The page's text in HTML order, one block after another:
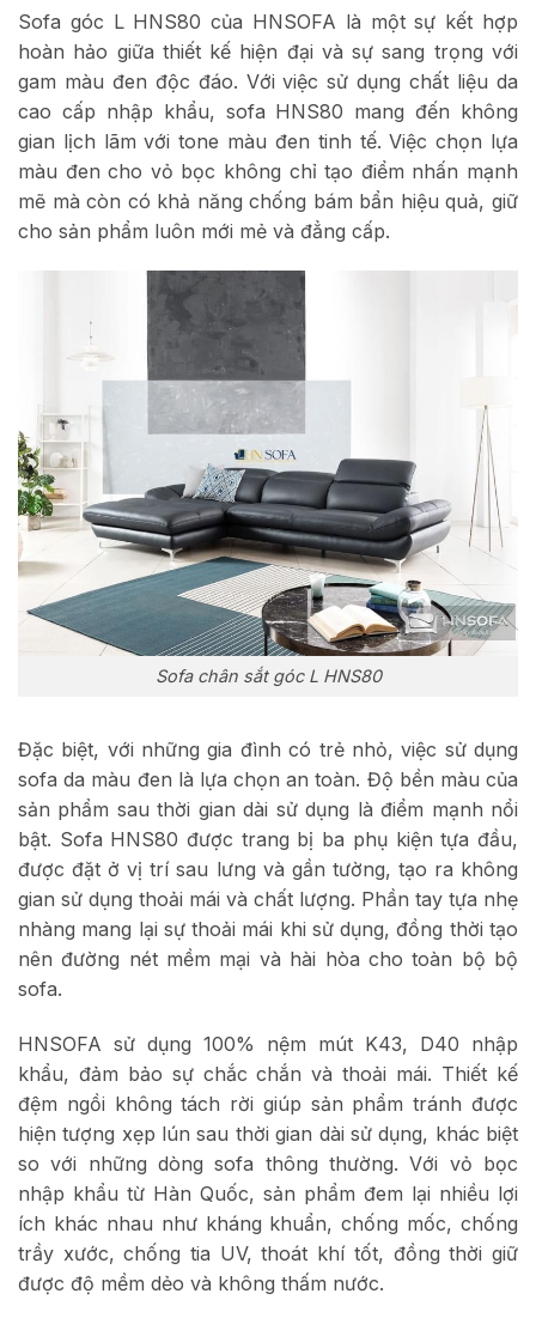
Sofa góc L HNS80 của HNSOFA là một sự kết hợp
hoàn hảo giữa thiết kế hiện đại và sự sang trọng với
gam màu đen độc đáo. Với việc sử dụng chất liệu da
cao cấp nhập khẩu, sofa HNS80 mang đến không
gian lịch lãm với tone màu đen tinh tế. Việc chọn lựa
màu đen cho vỏ bọc không chỉ tạo điểm nhấn mạnh
mẽ mà còn có khả năng chống bám bẩn hiệu quả, giữ
cho sản phẩm luôn mới mẻ và đẳng cấp.
Sofa chân sắt góc L HNS80
Đặc biệt, với những gia đình có trẻ nhỏ, việc sử dụng
sofa da màu đen là lựa chọn an toàn. Độ bền màu của
sản phẩm sau thời gian dài sử dụng là điểm mạnh nổi
bật. Sofa HNS80 được trang bị ba phụ kiện tựa đầu,
được đặt ở vị trí sau lưng và gần tường, tạo ra không
gian sử dụng thoải mái và chất lượng. Phần tay tựa nhẹ
nhàng mang lại sự thoải mái khi sử dụng, đồng thời tạo
nên đường nét mềm mại và hài hòa cho toàn bộ bộ
sofa.
HNSOFA sử dụng 100% nệm mút K43, D40 nhập
khẩu, đảm bảo sự chắc chắn và thoải mái. Thiết kế
đệm ngồi không tách rời giúp sản phẩm tránh được
hiện tượng xẹp lún sau thời gian dài sử dụng, khác biệt
so với những dòng sofa thông thường. Với vỏ bọc
nhập khẩu từ Hàn Quốc, sản phẩm đem lại nhiều lợi
ích khác nhau như kháng khuẩn, chống mốc, chống
trầy xước, chống tia UV, thoát khí tốt, đồng thời giữ
được độ mềm dẻo và không thấm nước.